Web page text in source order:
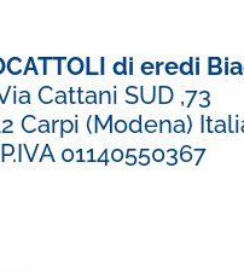
di eredi
Cattani SUD ,73
Carpi (Modena)
P.IVA 01140550367